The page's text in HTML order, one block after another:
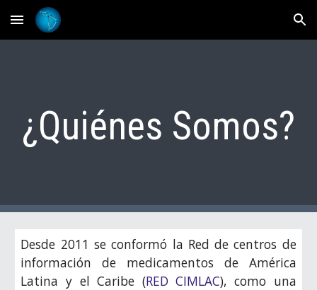
Skip to main content Skip to navigation
¿Quiénes Somos?
Desde 2011 se conformó la Red de centros de
información de medicamentos de América
Latina y el Caribe (RED CIMLAC), como una